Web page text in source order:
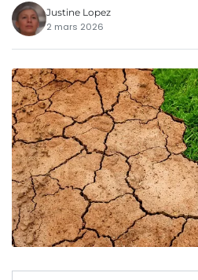
Justine Lopez
2 mars 2026